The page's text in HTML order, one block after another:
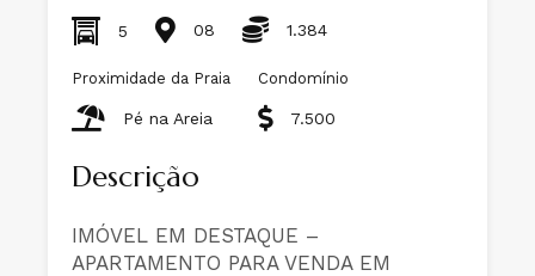
5 08 1.384
Proximidade da Praia
Pé na Areia
Condomínio
7.500
Descrição
IMÓVEL EM DESTAQUE –
APARTAMENTO PARA VENDA EM